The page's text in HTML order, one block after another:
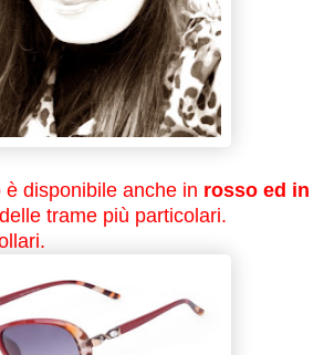
è disponibile anche in rosso ed in
trame più particolari.